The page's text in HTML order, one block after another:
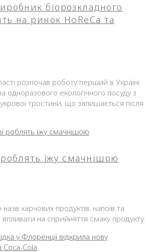
біорозкладного
на ринок HoReCa та
розпочав роботу перший в Україні
одноразового екологічного посуду з
тростини, що залишається після
їжу смачнішою
харчових продуктів, напоїв та
на сприйняття смаку продукту.